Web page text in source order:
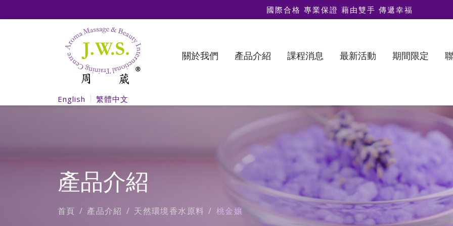
國際合格 專業保證 藉由雙手 傳遞幸福
關於我們 產品介紹 課程消息 最新活動 期間限定
English 繁體中文
產品介紹
首頁 產品介紹 天然環境香水原料 桃金孃